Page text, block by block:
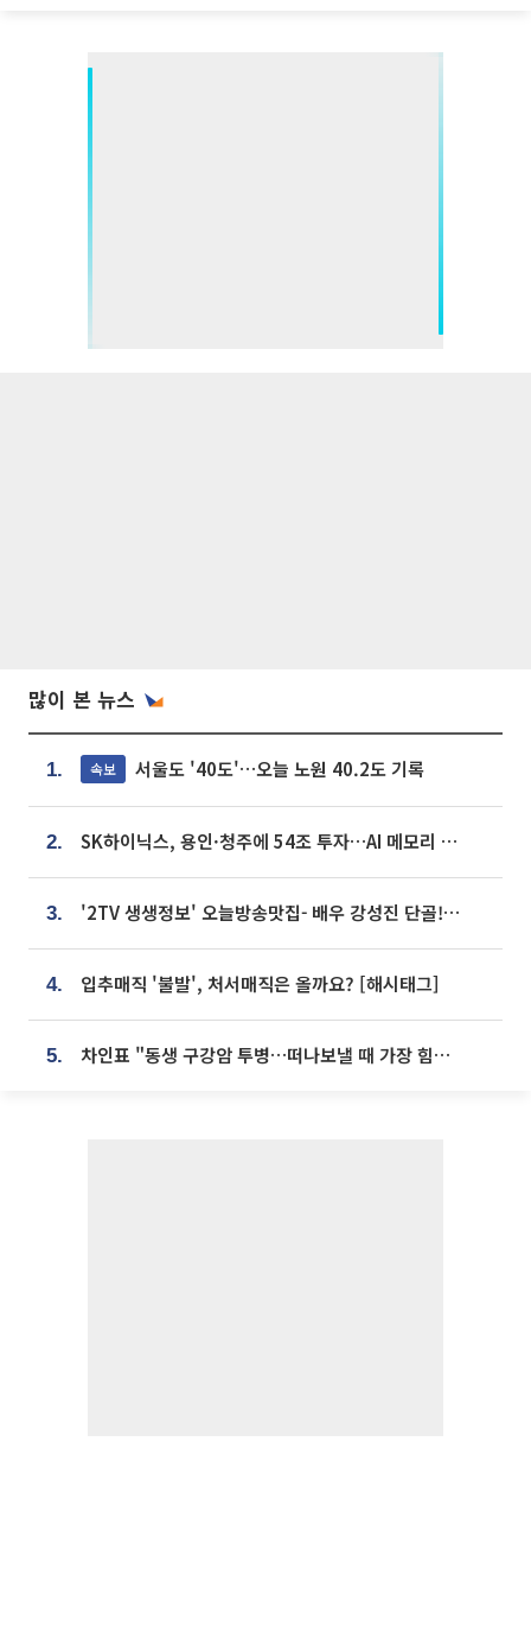
많이 본 뉴스
1. 속보 서울도 '40도'…오늘 노원 40.2도 기록
2. SK하이닉스, 용인·청주에 54조 투자…AI 메모리 생산기지 키운다
3. '2TV 생생정보' 오늘방송맛집- 배우 강성진 단골! 쌀국수ㆍ푸팟퐁 커리 맛집 '블○○○'
4. 입추매직 '불발', 처서매직은 올까요? [해시태그]
5. 차인표 "동생 구강암 투병…떠나보낼 때 가장 힘들었다”